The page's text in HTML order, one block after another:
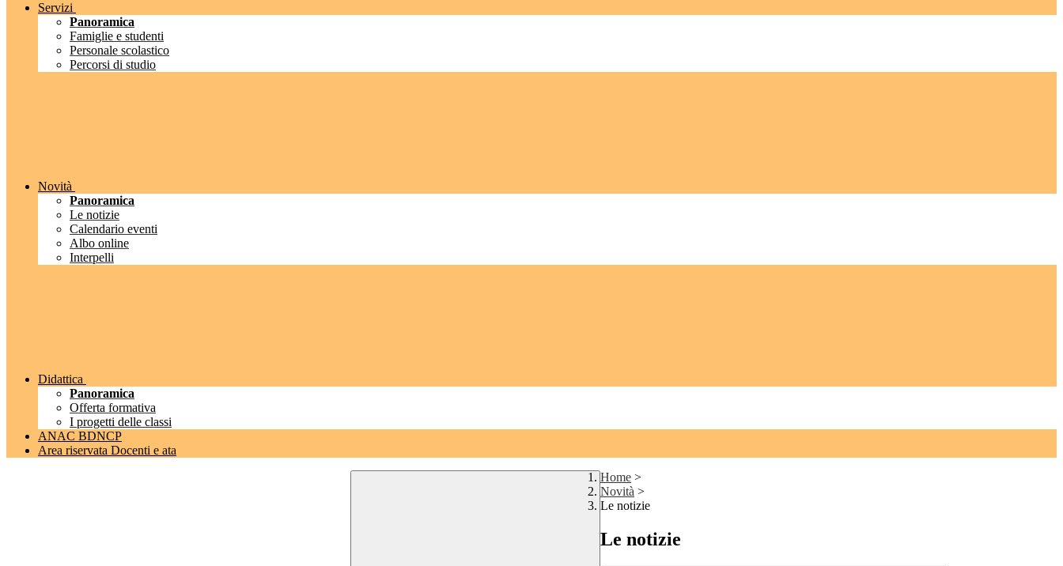
Servizi
Panoramica
Famiglie e studenti
Personale scolastico
Percorsi di studio
Novità
Panoramica
Le notizie
Calendario eventi
Albo online
Interpelli
Didattica
Panoramica
Offerta formativa
I progetti delle classi
ANAC BDNCP
Area riservata Docenti e ata
Home >
Novità >
Le notizie
Le notizie